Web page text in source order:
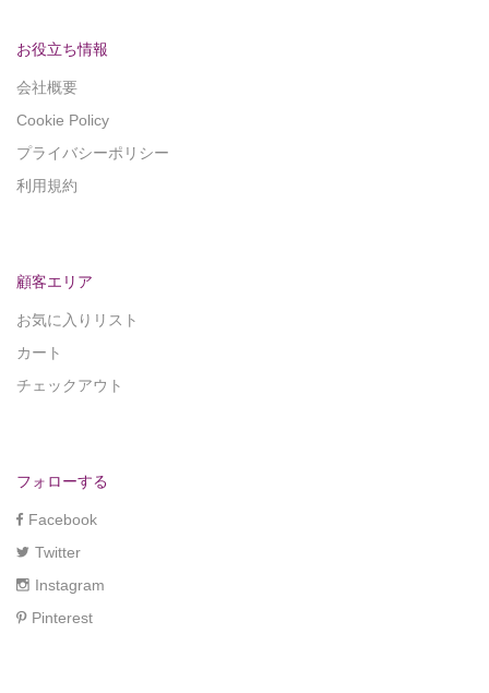
お役立ち情報
会社概要
Cookie Policy
プライバシーポリシー
利用規約
顧客エリア
お気に入りリスト
カート
チェックアウト
フォローする
Facebook
Twitter
Instagram
Pinterest